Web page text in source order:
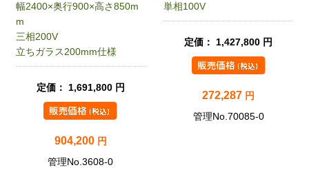
幅2400×奥行900×高さ850m
m
三相200V
立ちガラス200mm仕様
定価： 1,691,800 円
904,200 円
管理No.3608-0
単相100V
定価： 1,427,800 円
272,287 円
管理No.70085-0